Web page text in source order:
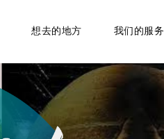
想去的地方 我们的服务